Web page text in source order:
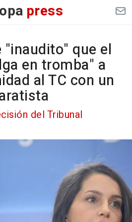
press
que el
en tromba" a
al TC con un
del Tribunal